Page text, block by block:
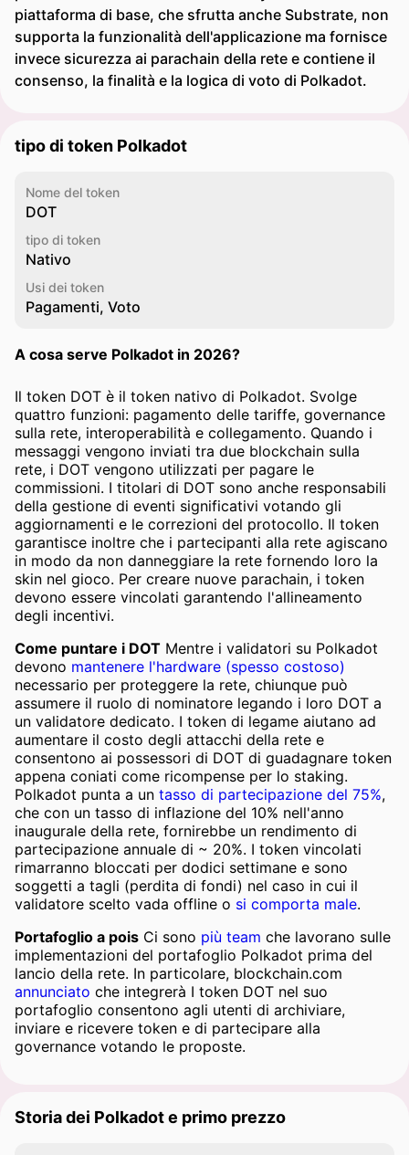
piattaforma di base, che sfrutta anche Substrate, non
supporta la funzionalità dell'applicazione ma fornisce
invece sicurezza ai parachain della rete e contiene il
consenso, la finalità e la logica di voto di Polkadot.
tipo di token Polkadot
Nome del token
DOT
tipo di token
Nativo
Usi dei token
Pagamenti, Voto
A cosa serve Polkadot in 2026?
Il token DOT è il token nativo di Polkadot. Svolge
quattro funzioni: pagamento delle tariffe, governance
sulla rete, interoperabilità e collegamento. Quando i
messaggi vengono inviati tra due blockchain sulla
rete, i DOT vengono utilizzati per pagare le
commissioni. I titolari di DOT sono anche responsabili
della gestione di eventi significativi votando gli
aggiornamenti e le correzioni del protocollo. Il token
garantisce inoltre che i partecipanti alla rete agiscano
in modo da non danneggiare la rete fornendo loro la
skin nel gioco. Per creare nuove parachain, i token
devono essere vincolati garantendo l'allineamento
degli incentivi.
Come puntare i DOT Mentre i validatori su Polkadot
devono mantenere l'hardware (spesso costoso)
necessario per proteggere la rete, chiunque può
assumere il ruolo di nominatore legando i loro DOT a
un validatore dedicato. I token di legame aiutano ad
aumentare il costo degli attacchi della rete e
consentono ai possessori di DOT di guadagnare token
appena coniati come ricompense per lo staking.
Polkadot punta a un tasso di partecipazione del 75%,
che con un tasso di inflazione del 10% nell'anno
inaugurale della rete, fornirebbe un rendimento di
partecipazione annuale di ~ 20%. I token vincolati
rimarranno bloccati per dodici settimane e sono
soggetti a tagli (perdita di fondi) nel caso in cui il
validatore scelto vada offline o si comporta male.
Portafoglio a pois Ci sono più team che lavorano sulle
implementazioni del portafoglio Polkadot prima del
lancio della rete. In particolare, blockchain.com
annunciato che integrerà I token DOT nel suo
portafoglio consentono agli utenti di archiviare,
inviare e ricevere token e di partecipare alla
governance votando le proposte.
Storia dei Polkadot e primo prezzo